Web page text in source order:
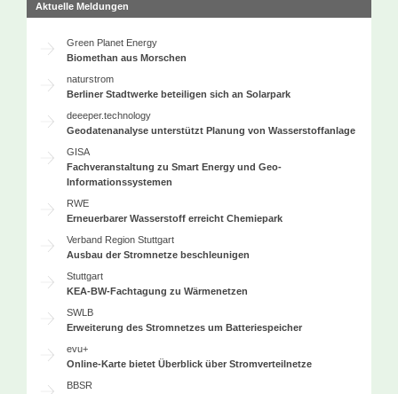
Aktuelle Meldungen
Green Planet Energy
Biomethan aus Morschen
naturstrom
Berliner Stadtwerke beteiligen sich an Solarpark
deeeper.technology
Geodatenanalyse unterstützt Planung von Wasserstoffanlage
GISA
Fachveranstaltung zu Smart Energy und Geo-
Informationssystemen
RWE
Erneuerbarer Wasserstoff erreicht Chemiepark
Verband Region Stuttgart
Ausbau der Stromnetze beschleunigen
Stuttgart
KEA-BW-Fachtagung zu Wärmenetzen
SWLB
Erweiterung des Stromnetzes um Batteriespeicher
evu+
Online-Karte bietet Überblick über Stromverteilnetze
BBSR